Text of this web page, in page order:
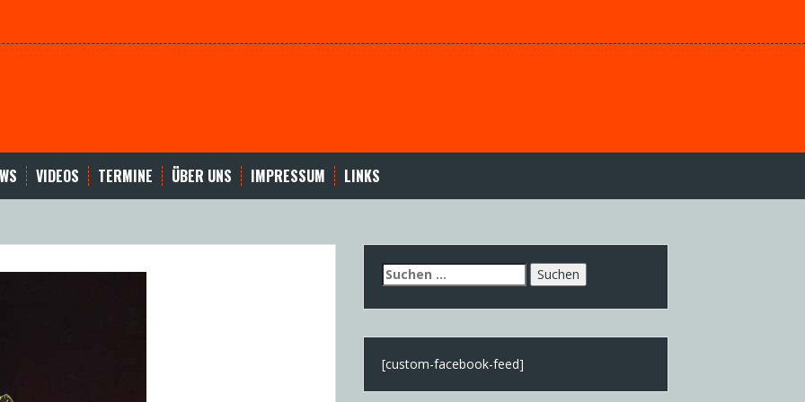
VIDEOS TERMINE ÜBER UNS IMPRESSUM LINKS
Suchen
nach:
[custom-facebook-feed]